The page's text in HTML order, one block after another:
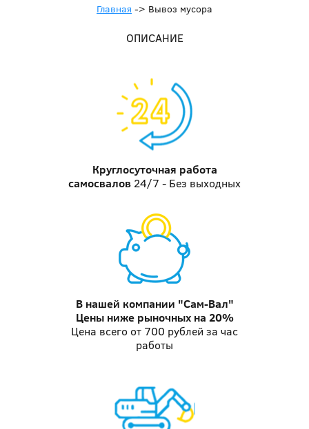
Главная -> Вывоз мусора
ОПИСАНИЕ
Круглосуточная работа
самосвалов 24/7 - Без выходных
В нашей компании "Сам-Вал"
Цены ниже рыночных на 20%
Цена всего от 700 рублей за час
работы